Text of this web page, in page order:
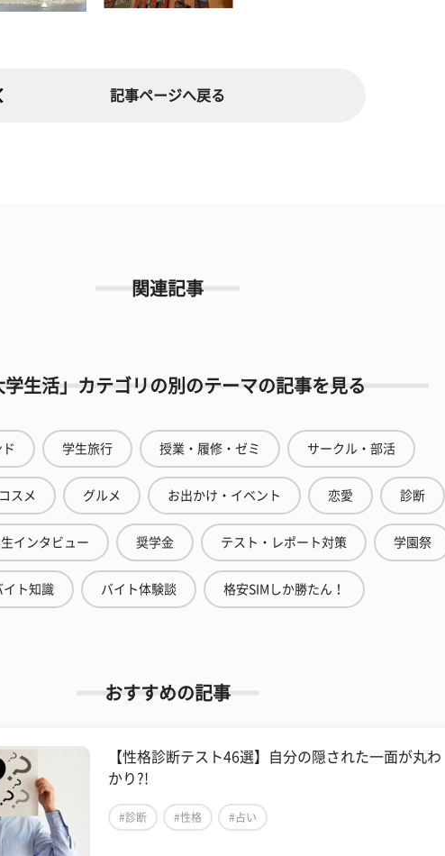
記事ページへ戻る
関連記事
学生活」カテゴリの別のテーマの記事を見る
学生旅行 授業・履修・ゼミ サークル・部活
スメ グルメ お出かけ・イベント 恋愛 診断
インタビュー 奨学金 テスト・レポート対策 学園祭
イト知識 バイト体験談 格安SIMしか勝たん！
おすすめの記事
【性格診断テスト46選】自分の隠された一面が丸わ
かり?!
#診断 #性格 #占い